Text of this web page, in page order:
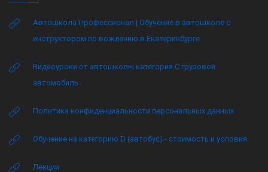
Автошкола Профессионал | Обучение в автошколе с
инструктором по вождению в Екатеринбурге
Видеоуроки от автошколы категория C грузовой
автомобиль
Политика конфиденциальности персональных данных
Обучение на категорию D (автобус) - стоимость и условия
Лекции